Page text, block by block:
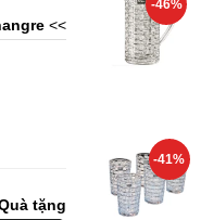
<<
tặng
LK24-
Nhật..
-46%
-41%